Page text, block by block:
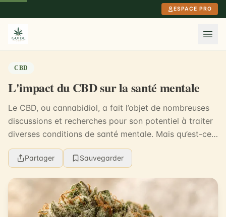
ESPACE PRO
CBD
L'impact du CBD sur la santé mentale
Le CBD, ou cannabidiol, a fait l’objet de nombreuses
discussions et recherches pour son potentiel à traiter
diverses conditions de santé mentale. Mais qu’est-ce
que le CBD ? Comment cela affecte-t-il ...
Partager Sauvegarder